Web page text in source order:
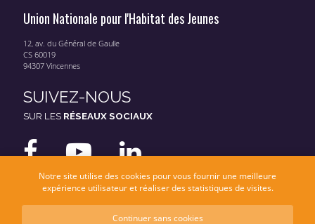
Union Nationale pour l'Habitat des Jeunes
12, av. du Général de Gaulle
CS 60019
94307 Vincennes
SUIVEZ-NOUS
SUR LES RÉSEAUX SOCIAUX
Mentions légales
Notre site utilise des cookies pour vous fournir une meilleure
expérience utilisateur et réaliser des statistiques de visites.
Continuer sans cookies